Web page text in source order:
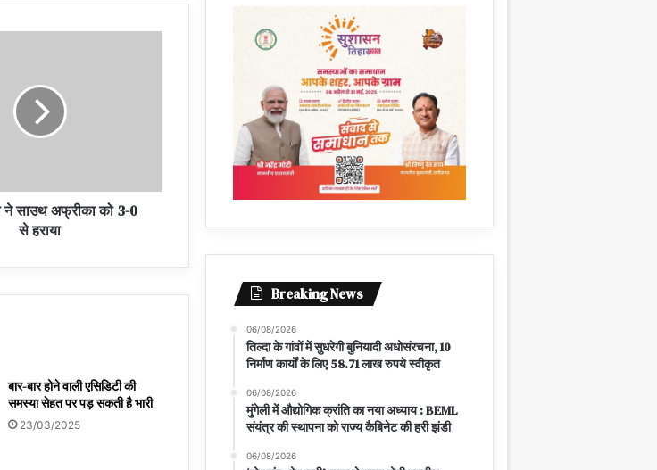
ने साउथ अफ्रीका को 3-0
से हराया
बार-बार होने वाली एसिडिटी की
समस्या सेहत पर पड़ सकती है भारी
23/03/2025
Breaking News
06/08/2026
तिल्दा के गांवों में सुधरेगी बुनियादी अधोसंरचना, 10
निर्माण कार्यों के लिए 58.71 लाख रुपये स्वीकृत
06/08/2026
मुंगेली में औद्योगिक क्रांति का नया अध्याय : BEML
संयंत्र की स्थापना को राज्य कैबिनेट की हरी झंडी
06/08/2026